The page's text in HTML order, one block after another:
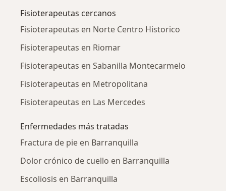
Fisioterapeutas cercanos
Fisioterapeutas en Norte Centro Historico
Fisioterapeutas en Riomar
Fisioterapeutas en Sabanilla Montecarmelo
Fisioterapeutas en Metropolitana
Fisioterapeutas en Las Mercedes
Enfermedades más tratadas
Fractura de pie en Barranquilla
Dolor crónico de cuello en Barranquilla
Escoliosis en Barranquilla